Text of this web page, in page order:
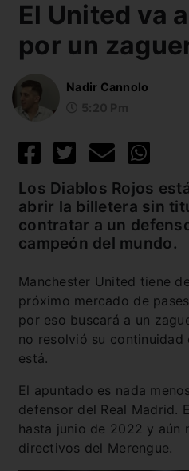
El United va
por un
Nadir Cannolo
Los Diablos Rojos
abrir la billetera sin
contratar a un
campeón del mundo.
Manchester United tiene
próximo mercado de
por eso buscará a un
no resolvió su continuidad
está.
El apuntado es nada
defensor del Real Madrid.
hasta junio de 2022 y aún
directivos del Merengue.